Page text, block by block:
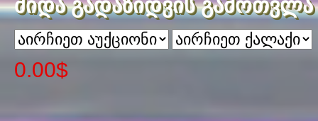
შიდა გადაზიდვის გამოთვლა
0.00$